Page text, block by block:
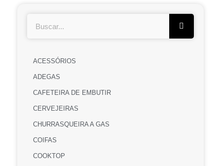
ACESSÓRIOS
ADEGAS
CAFETEIRA DE EMBUTIR
CERVEJEIRAS
CHURRASQUEIRA A GAS
COIFAS
COOKTOP